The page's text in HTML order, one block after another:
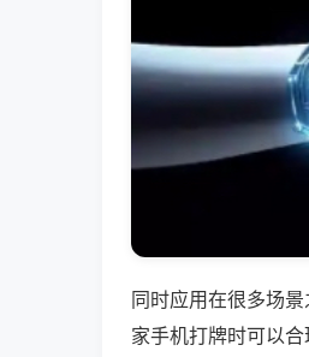
同时应用在很多场
家手机打牌时可以